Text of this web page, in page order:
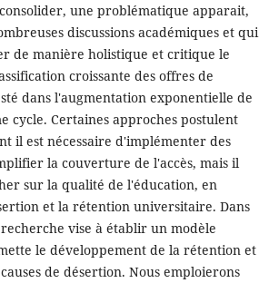
une problématique apparait,
discussions académiques et qui
de manière holistique et critique le
croissante des offres de
dans l'augmentation exponentielle de
cycle. Certaines approches postulent
il est nécessaire d'implémenter des
la couverture de l'accès, mais il
sur la qualité de l'éducation, en
et la rétention universitaire. Dans
vise à établir un modèle
le développement de la rétention et
de désertion. Nous emploierons